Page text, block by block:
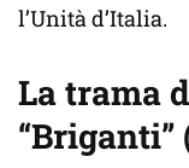
l’Unità d’Italia.
La trama
“Briganti”